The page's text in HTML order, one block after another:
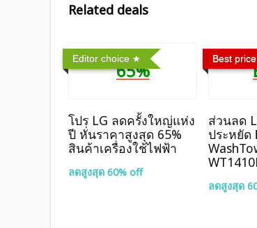
Related deals
Editor choice
65%
โปร LG ลดครั้งใหญ่แห่ง
ปี หั่นราคาสูงสุด 65%
สินค้าเครื่องใช้ไฟฟ้า
ลดสูงสุด 60% off
Best price
ส่วนลด
ประหยัด
ลดสูงสุด